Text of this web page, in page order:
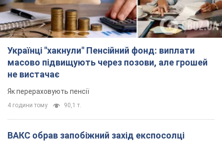
Українці "хакнули" Пенсійний фонд: виплати
масово підвищують через позови, але грошей
не вистачає
Як перераховують пенсії
4 години тому 90,1 т.
ВАКС обрав запобіжний захід експосолці